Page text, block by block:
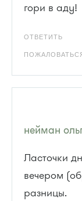
гори в аду!
ОТВЕТИТЬ
нейман
Ласточки
вечером
разницы.